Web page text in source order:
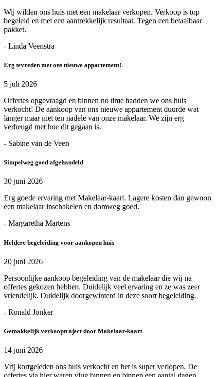
Wij wilden ons huis met een makelaar verkopen. Verkoop is top
begeleid en met een aantrekkelijk resultaat. Tegen een betaalbaar
pakket.
- Linda Veenstra
Erg tevreden met ons nieuwe appartement!
5 juli 2026
Offertes opgevraagd en binnen no time hadden we ons huis
verkocht! De aankoop van ons nieuwe appartement duurde wat
langer maar niet ten nadele van onze makelaar. We zijn erg
verheugd met hoe dit gegaan is.
- Sabine van de Veen
Simpelweg goed afgehandeld
30 juni 2026
Erg goede ervaring met Makelaar-kaart. Lagere kosten dan gewoon
een makelaar inschakelen en domweg goed.
- Margaretha Martens
Heldere begeleiding voor aankopen huis
20 juni 2026
Persoonlijke aankoop begeleiding van de makelaar die wij na
offertes gekozen hebben. Duidelijk veel ervaring en ze was zeer
vriendelijk. Duidelijk doorgewinterd in deze soort begeleiding.
- Ronald Jonker
Gemakkelijk verkooptraject door Makelaar-kaart
14 juni 2026
Vrij kortgeleden ons huis verkocht en het is super verlopen. De
offertes via hier waren vlug binnen en binnen een aantal dagen